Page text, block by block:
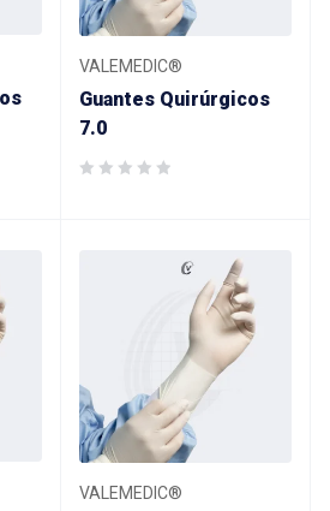
VALEMEDIC®
Guantes Quirúrgicos
7.0
VALEMEDIC®